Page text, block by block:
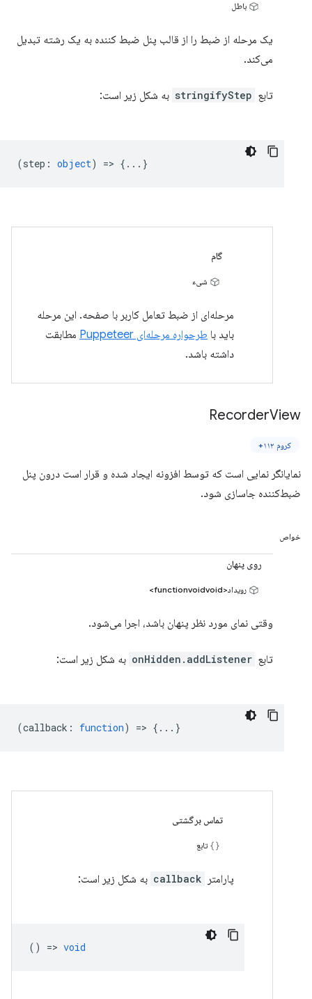
باطل
یک مرحله از ضبط را از قالب پنل ضبط کننده به یک رشته تبدیل
می‌کند.
تابع stringifyStep به شکل زیر است:
(step : object) => {...}
گام
شیء
مرحله‌ای از ضبط تعامل کاربر با صفحه. این مرحله
باید با طرحواره مرحله‌ای Puppeteer
مطابقت
داشته باشد.
RecorderView
کروم ۱۱۲+
نمایانگر نمایی است که توسط افزونه ایجاد شده و قرار است درون پنل
ضبط‌کننده جاسازی شود.
خواص
روی پنهان
رویداد<functionvoidvoid>
وقتی نمای مورد نظر پنهان باشد، اجرا می‌شود.
تابع onHidden.addListener به شکل زیر است:
(callback : function) => {...}
تماس برگشتی
تابع
پارامتر callback به شکل زیر است:
() => void